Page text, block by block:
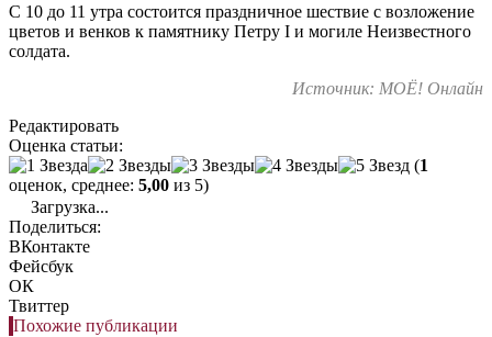
С 10 до 11 утра состоится праздничное шествие с возложение
цветов и венков к памятнику Петру I и могиле Неизвестного
солдата.
Источник: МОЁ! Онлайн
Редактировать
Оценка статьи:
(1
оценок, среднее: 5,00 из 5)
Загрузка...
Поделиться:
ВКонтакте
Фейсбук
ОК
Твиттер
Похожие публикации